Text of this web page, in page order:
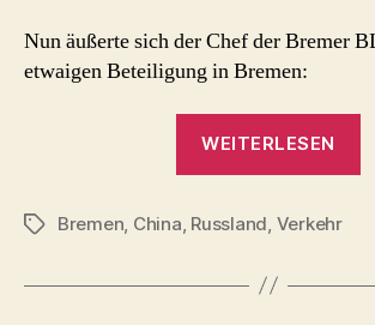
Nun äußerte sich der Chef der Bremer
etwaigen Beteiligung in Bremen:
WEITERLESEN
Schlagwörter
Bremen, China, Russland, Verkehr